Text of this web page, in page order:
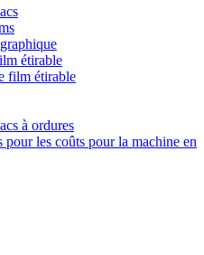
étirable
film étirable
à ordures
pour les coûts pour la machine en